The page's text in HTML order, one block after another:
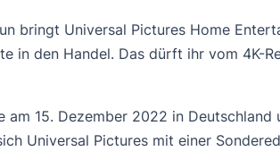
bringt Universal Pictures Home
in den Handel. Das dürft ihr vom 4K-
15. Dezember 2022 in Deutschland
Universal Pictures mit einer